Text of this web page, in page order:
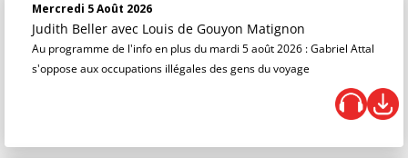
Mercredi 5 Août 2026
Judith Beller avec Louis de Gouyon Matignon
Au programme de l'info en plus du mardi 5 août 2026 : Gabriel Attal
s'oppose aux occupations illégales des gens du voyage